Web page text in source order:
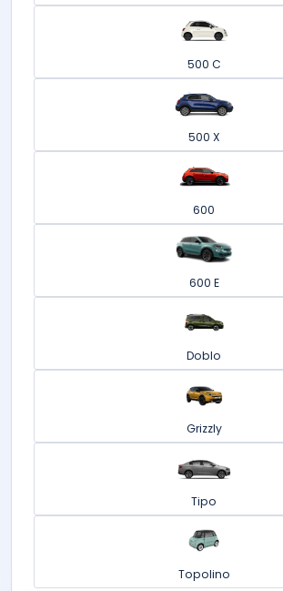
500 C
500 X
600
600 E
Doblo
Grizzly
Tipo
Topolino